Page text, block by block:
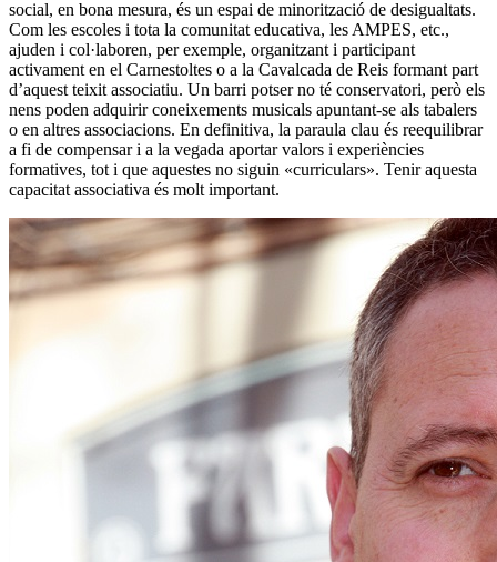
social, en bona mesura, és un espai de minorització de desigualtats.
Com les escoles i tota la comunitat educativa, les AMPES, etc.,
ajuden i col·laboren, per exemple, organitzant i participant
activament en el Carnestoltes o a la Cavalcada de Reis formant part
d’aquest teixit associatiu. Un barri potser no té conservatori, però els
nens poden adquirir coneixements musicals apuntant-se als tabalers
o en altres associacions. En definitiva, la paraula clau és reequilibrar
a fi de compensar i a la vegada aportar valors i experiències
formatives, tot i que aquestes no siguin «curriculars». Tenir aquesta
capacitat associativa és molt important.